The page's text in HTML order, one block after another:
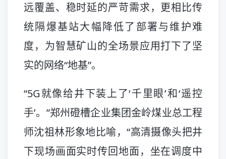
远覆盖、稳时延的严苛需求，更相比传
统隔爆基站大幅降低了部署与维护难
度，为智慧矿山的全场景应用打下了坚
实的网络“地基”。
“5G就像给井下装上了‘千里眼’和‘遥控
手’。”郑州磴槽企业集团金岭煤业总工程
师沈祖林形象地比喻，“高清摄像头把井
下现场画面实时传回地面，坐在调度中